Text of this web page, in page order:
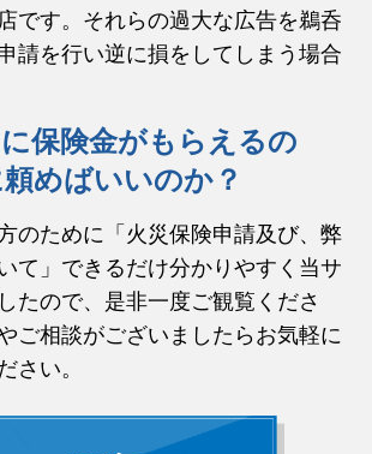
です。それらの過大な広告を鵜呑
請を行い逆に損をしてしまう場合
保険金がもらえるの
めばいいのか？
のために「火災保険申請及び、弊
て」できるだけ分かりやすく当サ
たので、是非一度ご観覧くださ
ご相談がございましたらお気軽に
さい。